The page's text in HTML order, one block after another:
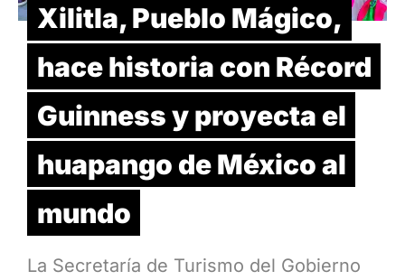
Xilitla, Pueblo Mágico,
hace historia con Récord
Guinness y proyecta el
huapango de México al
mundo
La Secretaría de Turismo del Gobierno